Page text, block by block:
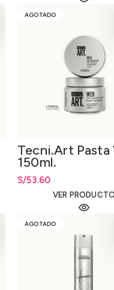
AGOTADO
Tecni.Art Pasta
150ml.
S/53.60
VER PRODUCTO
AGOTADO